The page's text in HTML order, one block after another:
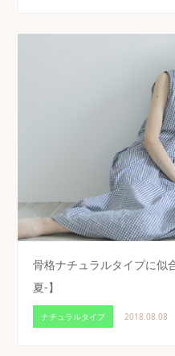
骨格ナチュラルタイプに似
夏-】
ナチュラルタイプ 2018.08.08